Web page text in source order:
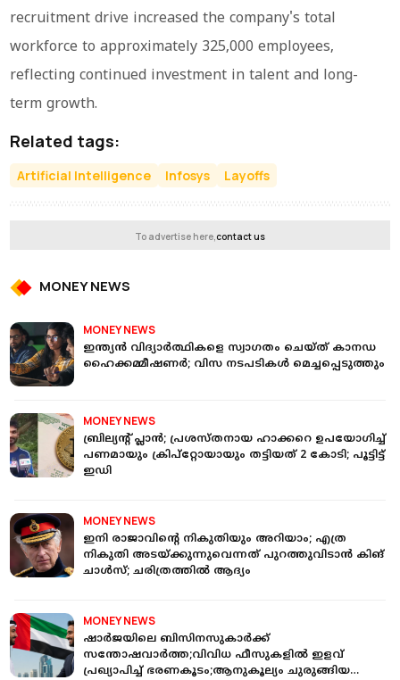
recruitment drive increased the company's total
workforce to approximately 325,000 employees,
reflecting continued investment in talent and long-
term growth.
Related tags:
Artificial Intelligence Infosys Layoffs
To advertise here,contact us
MONEY NEWS
MONEY NEWS
ഇന്ത്യന്‍ വിദ്യാര്‍ത്ഥികളെ സ്വാഗതം ചെയ്ത് കാനഡ
ഹൈക്കമ്മീഷണര്‍; വിസ നടപടികള്‍ മെച്ചപ്പെടുത്തും
MONEY NEWS
ബ്രില്യന്റ് പ്ലാൻ; പ്രശസ്തനായ ഹാക്കറെ ഉപയോഗിച്ച്
പണമായും ക്രിപ്റ്റോയായും തട്ടിയത് 2 കോടി; പൂട്ടിട്ട്
ഇഡി
MONEY NEWS
ഇനി രാജാവിന്‍റെ നികുതിയും അറിയാം; എത്ര
നികുതി അടയ്ക്കുന്നുവെന്നത് പുറത്തുവിടാൻ കിങ്
ചാൾസ്; ചരിത്രത്തിൽ ആദ്യം
MONEY NEWS
ഷാർജയിലെ ബിസിനസുകാർക്ക്
സന്തോഷവാർത്ത;വിവിധ ഫീസുകളിൽ ഇളവ്
പ്രഖ്യാപിച്ച് ഭരണകൂടം;ആനുകൂല്യം ചുരുങ്ങിയ